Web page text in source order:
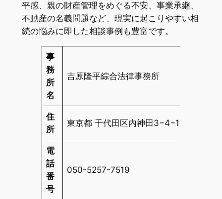
平感、親の財産管理をめぐる不安、事業承継、
不動産の名義問題など、現実に起こりやすい相
続の悩みに即した相談事例も豊富です。
事
務
所
名
吉原隆平綜合法律事務所
住
所
東京都 千代田区内神田3−4−11 千代田共
電
話
番
号
050-5257-7519